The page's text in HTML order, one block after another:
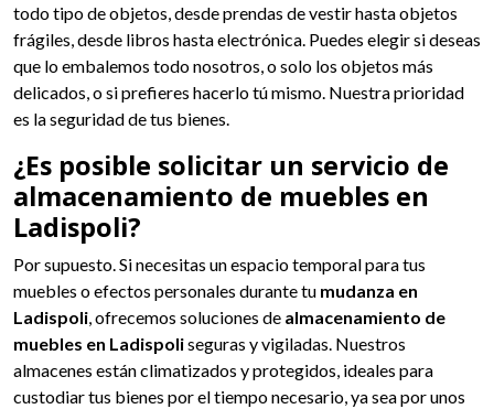
todo tipo de objetos, desde prendas de vestir hasta objetos
frágiles, desde libros hasta electrónica. Puedes elegir si deseas
que lo embalemos todo nosotros, o solo los objetos más
delicados, o si prefieres hacerlo tú mismo. Nuestra prioridad
es la seguridad de tus bienes.
¿Es posible solicitar un servicio de
almacenamiento de muebles en
Ladispoli?
Por supuesto. Si necesitas un espacio temporal para tus
muebles o efectos personales durante tu mudanza en
Ladispoli, ofrecemos soluciones de almacenamiento de
muebles en Ladispoliseguras y vigiladas. Nuestros
almacenes están climatizados y protegidos, ideales para
custodiar tus bienes por el tiempo necesario, ya sea por unos